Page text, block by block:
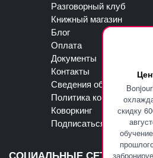
скидку
Разговорный клуб
Книжный магазин
Блог
Оплата
Документы
Контакты
Сведения об
Политика
Коворкинг
Подписаться на